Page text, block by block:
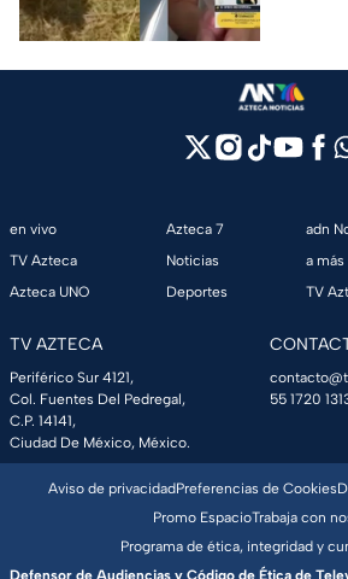
en vivo
TV Azteca
Azteca UNO
Azteca 7
Noticias
Deportes
adn
a más
TV
TV AZTECA
Periférico Sur 4121,
Col. Fuentes Del Pedregal,
C.P. 14141,
Ciudad De México, México.
55 1720
Aviso de privacidadPreferencias de Cookies
Promo EspacioTrabaja con
Programa de ética, integridad y
Defensor de Audiencias y Código de Ética de